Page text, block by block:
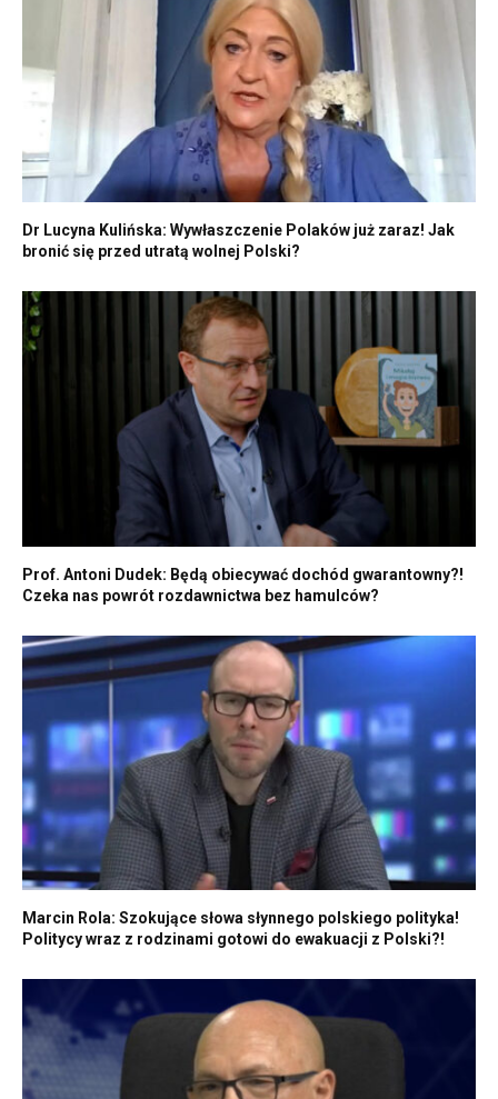
Dr Lucyna Kulińska: Wywłaszczenie Polaków już zaraz! Jak
bronić się przed utratą wolnej Polski?
Prof. Antoni Dudek: Będą obiecywać dochód gwarantowny?!
Czeka nas powrót rozdawnictwa bez hamulców?
Marcin Rola: Szokujące słowa słynnego polskiego polityka!
Politycy wraz z rodzinami gotowi do ewakuacji z Polski?!